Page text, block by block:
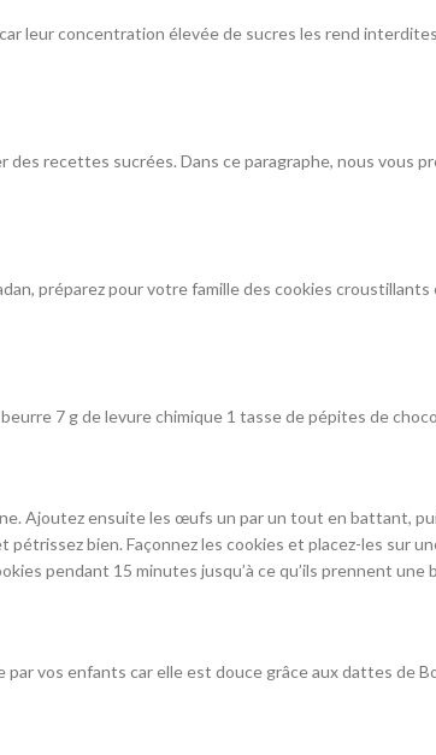
leur concentration élevée de sucres les rend
recettes sucrées. Dans ce paragraphe, nous vous
préparez pour votre famille des cookies
7 g de levure chimique 1 tasse de pépites de
Ajoutez ensuite les œufs un par un tout en battant,
bien. Façonnez les cookies et placez-les sur
pendant 15 minutes jusqu’à ce qu’ils prennent une
vos enfants car elle est douce grâce aux dattes de